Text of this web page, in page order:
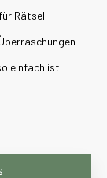
Rätsel
einfach ist